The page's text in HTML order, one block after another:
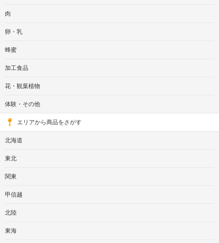
肉
卵・乳
蜂蜜
加工食品
花・観葉植物
体験・その他
エリアから商品をさがす
北海道
東北
関東
甲信越
北陸
東海